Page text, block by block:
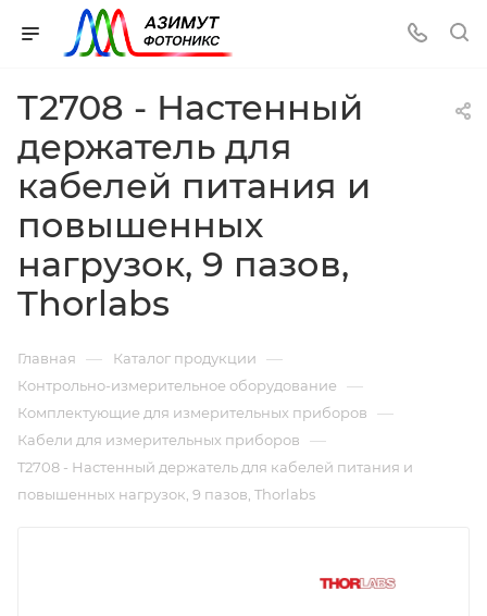
T2708 - Настенный
держатель для
кабелей питания и
повышенных
нагрузок, 9 пазов,
Thorlabs
Главная — Каталог продукции —
Контрольно-измерительное оборудование —
Комплектующие для измерительных приборов —
Кабели для измерительных приборов —
T2708 - Настенный держатель для кабелей питания и
повышенных нагрузок, 9 пазов, Thorlabs